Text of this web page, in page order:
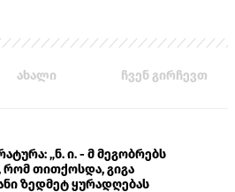
ახალი ჩვენ გირჩევთ
„ნ. ი. - მ მეგობრებს
რომ თითქოსდა, გიგა
ზედმეტ ყურადღებას